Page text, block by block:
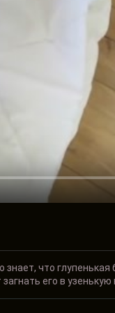
что глупенькая
его в узенькую